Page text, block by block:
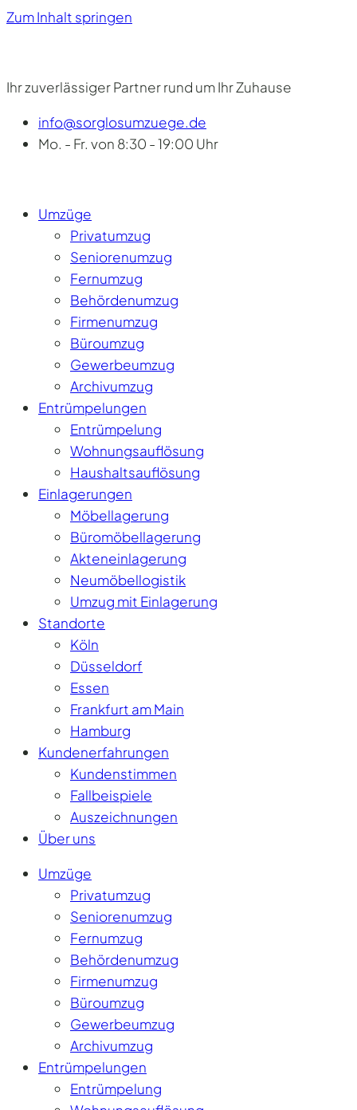
Zum Inhalt springen
Ihr zuverlässiger Partner rund um Ihr Zuhause
info@sorglosumzuege.de
Mo. - Fr. von 8:30 - 19:00 Uhr
Umzüge
Privatumzug
Seniorenumzug
Fernumzug
Behördenumzug
Firmenumzug
Büroumzug
Gewerbeumzug
Archivumzug
Entrümpelungen
Entrümpelung
Wohnungsauflösung
Haushaltsauflösung
Einlagerungen
Möbellagerung
Büromöbellagerung
Akteneinlagerung
Neumöbellogistik
Umzug mit Einlagerung
Standorte
Köln
Düsseldorf
Essen
Frankfurt am Main
Hamburg
Kundenerfahrungen
Kundenstimmen
Fallbeispiele
Auszeichnungen
Über uns
Umzüge
Privatumzug
Seniorenumzug
Fernumzug
Behördenumzug
Firmenumzug
Büroumzug
Gewerbeumzug
Archivumzug
Entrümpelungen
Entrümpelung